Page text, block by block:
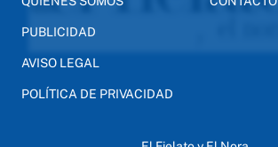
PUBLICIDAD
AVISO LEGAL
POLÍTICA DE PRIVACIDAD